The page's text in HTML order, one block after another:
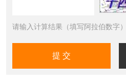
请输入计算结果（填写阿拉伯数字